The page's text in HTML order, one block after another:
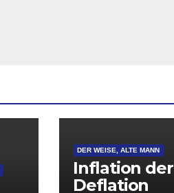
DER WEISE, ALTE MANN
Inflation der
Deflation